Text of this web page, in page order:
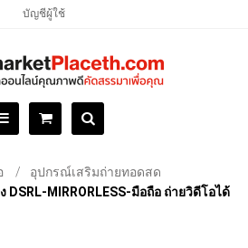
บัญชีผู้ใช้
อุปกรณ์เสริมถ่ายทอดสด
MIRRORLESS-มือถือ ถ่ายวิดีโอได้